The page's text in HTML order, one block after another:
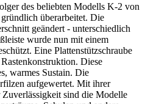
des beliebten Modells K-2 von
überarbeitet. Die
geändert - unterschiedlich
wurde nun mit einem
Eine Plattenstützschraube
Diese
warmes Sustain. Die
aufgewertet. Mit ihrer
sind die Modelle